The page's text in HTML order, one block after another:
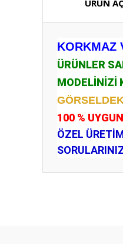
ÜRÜN
KORKMAZ
ÜRÜNLER
MODELİNİZİ
100 %
ÖZEL